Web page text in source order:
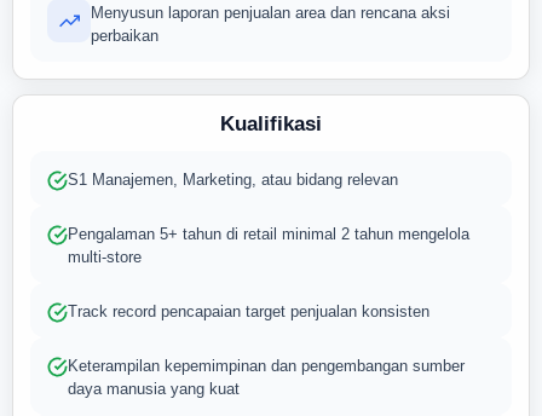
Menyusun laporan penjualan area dan rencana aksi
perbaikan
Kualifikasi
S1 Manajemen, Marketing, atau bidang relevan
Pengalaman 5+ tahun di retail minimal 2 tahun mengelola
multi-store
Track record pencapaian target penjualan konsisten
Keterampilan kepemimpinan dan pengembangan sumber
daya manusia yang kuat